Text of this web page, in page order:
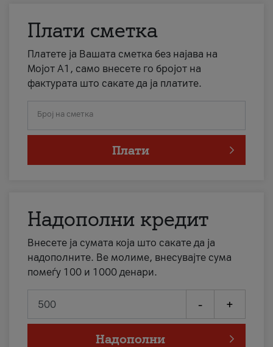
Плати сметка
Платете ја Вашата сметка без најава на
Мојот А1, само внесете го бројот на
фактурата што сакате да ја платите.
Број на сметка
Плати
Надополни кредит
Внесете ја сумата која што сакате да ја
надополните. Ве молиме, внесувајте сума
помеѓу 100 и 1000 денари.
- +
Надополни